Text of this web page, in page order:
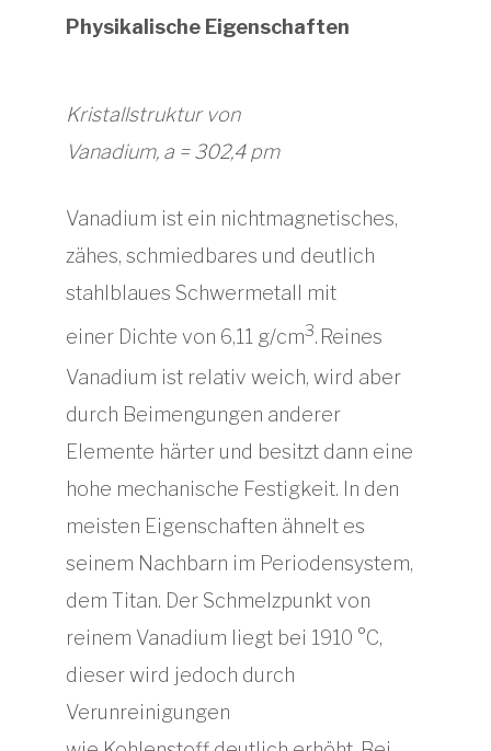
Physikalische Eigenschaften
Kristallstruktur von
Vanadium, a = 302,4 pm
Vanadium ist ein nichtmagnetisches,
zähes, schmiedbares und deutlich
stahlblaues Schwermetall mit
einer Dichte von 6,11 g/cm3. Reines
Vanadium ist relativ weich, wird aber
durch Beimengungen anderer
Elemente härter und besitzt dann eine
hohe mechanische Festigkeit. In den
meisten Eigenschaften ähnelt es
seinem Nachbarn im Periodensystem,
dem Titan. Der Schmelzpunkt von
reinem Vanadium liegt bei 1910 °C,
dieser wird jedoch durch
Verunreinigungen